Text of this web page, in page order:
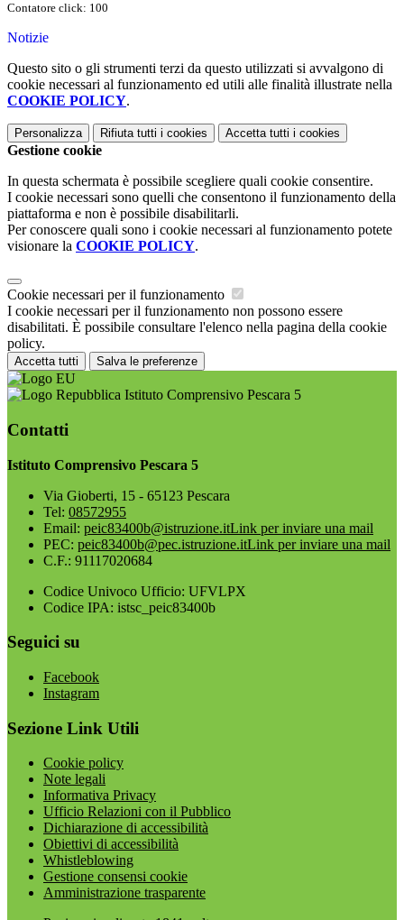
Contatore click: 100
Notizie
Questo sito o gli strumenti terzi da questo utilizzati si avvalgono di
cookie necessari al funzionamento ed utili alle finalità illustrate nella
COOKIE POLICY.
Personalizza Rifiuta tutti i cookies Accetta tutti i cookies
Gestione cookie
In questa schermata è possibile scegliere quali cookie consentire.
I cookie necessari sono quelli che consentono il funzionamento della
piattaforma e non è possibile disabilitarli.
Per conoscere quali sono i cookie necessari al funzionamento potete
visionare la COOKIE POLICY.
Cookie necessari per il funzionamento
I cookie necessari per il funzionamento non possono essere
disabilitati. È possibile consultare l'elenco nella pagina della cookie
policy.
Accetta tutti Salva le preferenze
Istituto Comprensivo Pescara 5
Contatti
Istituto Comprensivo Pescara 5
Via Gioberti, 15 - 65123 Pescara
Tel: 08572955
Email: peic83400b@istruzione.itLink per inviare una mail
PEC: peic83400b@pec.istruzione.itLink per inviare una mail
C.F.: 91117020684
Codice Univoco Ufficio: UFVLPX
Codice IPA: istsc_peic83400b
Seguici su
Facebook
Instagram
Sezione Link Utili
Cookie policy
Note legali
Informativa Privacy
Ufficio Relazioni con il Pubblico
Dichiarazione di accessibilità
Obiettivi di accessibilità
Whistleblowing
Gestione consensi cookie
Amministrazione trasparente